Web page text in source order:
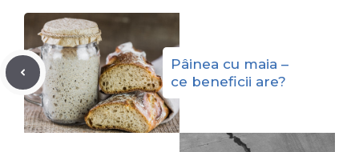
Pâinea cu maia –
ce beneficii are?